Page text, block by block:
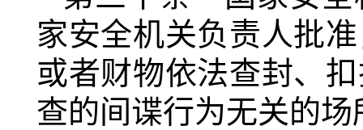
家安全机关负责人批
或者财物依法查封、
查的间谍行为无关的